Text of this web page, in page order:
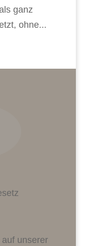
ganz
ohne...
unserer